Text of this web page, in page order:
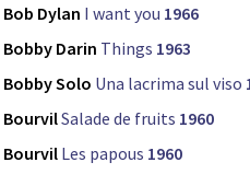
Bob Dylan I want you 1966
Bobby Darin Things 1963
Bobby Solo Una lacrima sul viso
BourvilSalade de fruits 1960
Bourvil Les papous 1960